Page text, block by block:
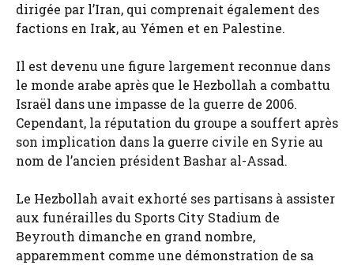
dirigée par l’Iran, qui comprenait également des
factions en Irak, au Yémen et en Palestine.
Il est devenu une figure largement reconnue dans
le monde arabe après que le Hezbollah a combattu
Israël dans une impasse de la guerre de 2006.
Cependant, la réputation du groupe a souffert après
son implication dans la guerre civile en Syrie au
nom de l’ancien président Bashar al-Assad.
Le Hezbollah avait exhorté ses partisans à assister
aux funérailles du Sports City Stadium de
Beyrouth dimanche en grand nombre,
apparemment comme une démonstration de sa